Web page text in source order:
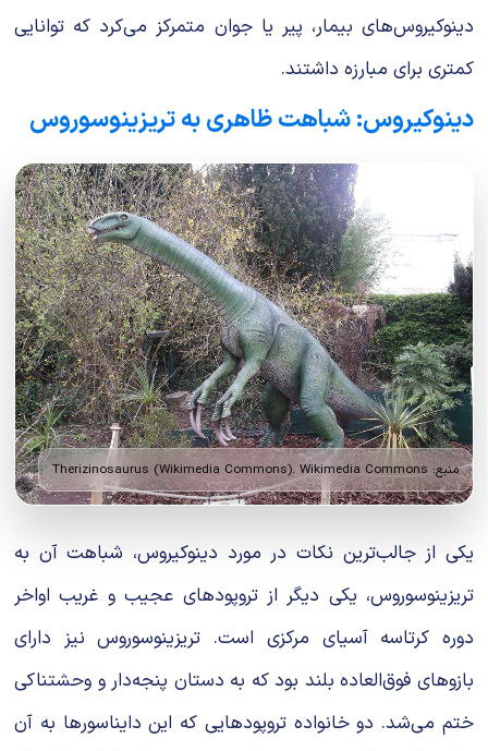
دینوکیروس‌های بیمار، پیر یا جوان متمرکز می‌کرد که توانایی
کمتری برای مبارزه داشتند.
دینوکیروس: شباهت ظاهری به تریزینوسوروس
منبع: Therizinosaurus (Wikimedia Commons). Wikimedia Commons
یکی از جالب‌ترین نکات در مورد دینوکیروس، شباهت آن به
تریزینوسوروس، یکی دیگر از تروپودهای عجیب و غریب اواخر
دوره کرتاسه آسیای مرکزی است. تریزینوسوروس نیز دارای
بازوهای فوق‌العاده بلند بود که به دستان پنجه‌دار و وحشتناکی
ختم می‌شد. دو خانواده تروپودهایی که این دایناسورها به آن